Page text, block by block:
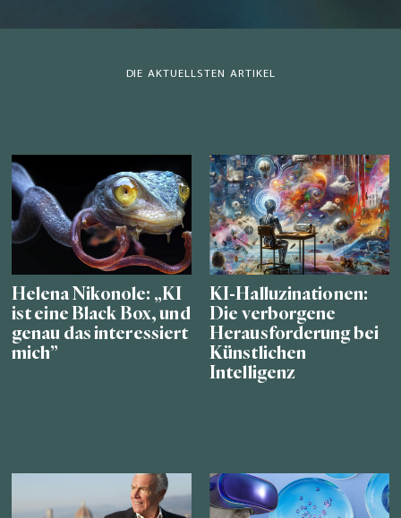
DIE AKTUELLSTEN ARTIKEL
Helena Nikonole: „KI
ist eine Black Box, und
genau das interessiert
mich”
KI-Halluzinationen:
Die verborgene
Herausforderung bei
Künstlichen
Intelligenz